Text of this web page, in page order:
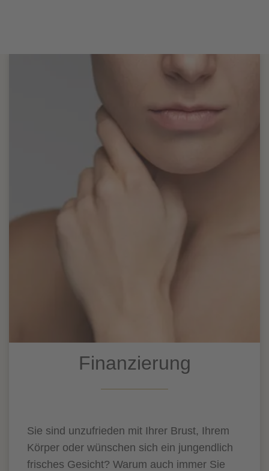
Finanzierung
Sie sind unzufrieden mit Ihrer Brust, Ihrem
Körper oder wünschen sich ein jungendlich
frisches Gesicht? Warum auch immer Sie